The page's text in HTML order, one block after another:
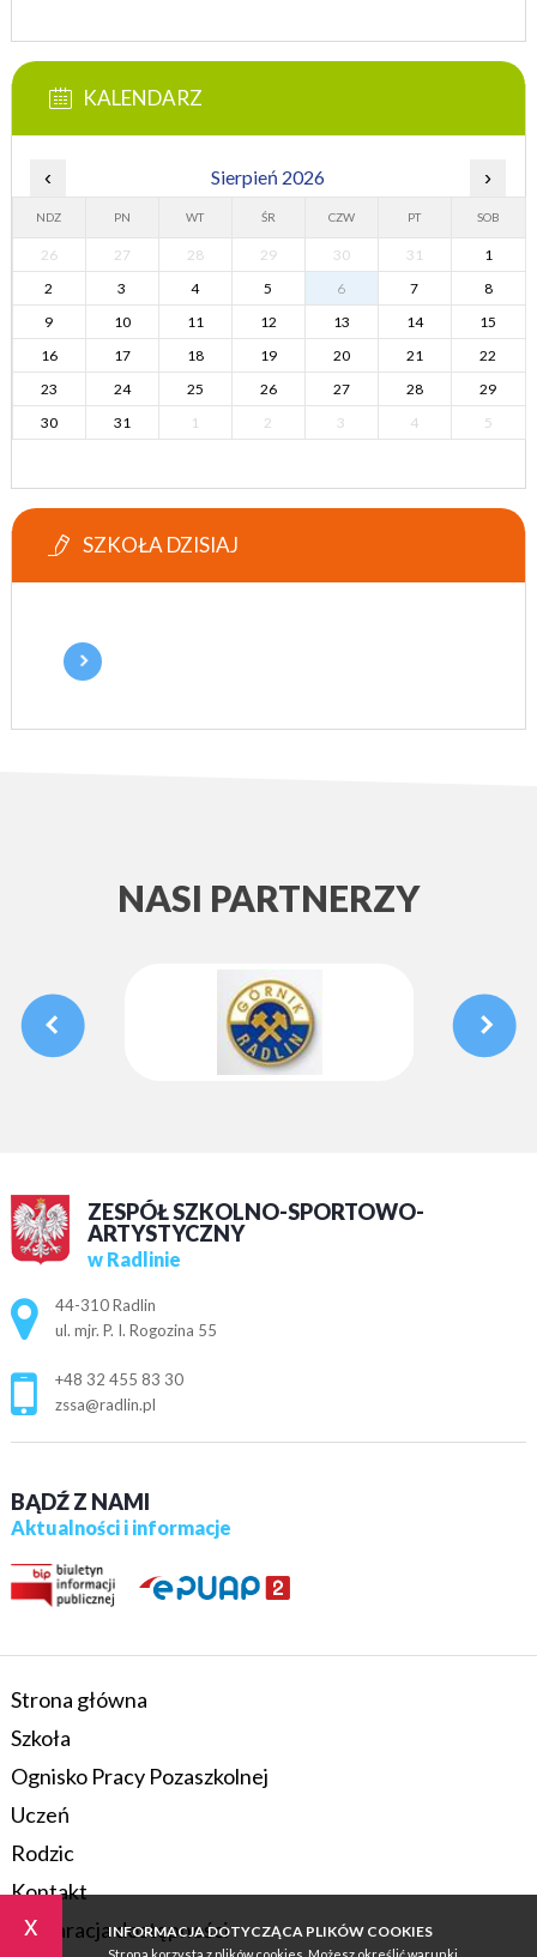
x INFORMACJA DOTYCZĄCA PLIKÓW COOKIES
KALENDARZ
‹ Sierpień 2026 ›
NDZ PN WT ŚR CZW PT SOB
26 27 28 29 30 31
1
2
3 4 5 6 7
8
9
10 11 12 13 14
15
16
17 18 19 20 21
22
23
24 25 26 27 28
29
30
31 1 2 3 4 5
SZKOŁA DZISIAJ
NASI PARTNERZY
ZESPÓŁ SZKOLNO-SPORTOWO-
ARTYSTYCZNY
w Radlinie
Adres pocztowy:
44-310 Radlin
ul. mjr. P. I. Rogozina 55
+48 32 455 83 30
zssa@radlin.pl
BĄDŹ Z NAMI
Aktualności i informacje
Strona główna
Szkoła
Ognisko Pracy Pozaszkolnej
Uczeń
Rodzic
Kontakt
Deklaracja dostępności